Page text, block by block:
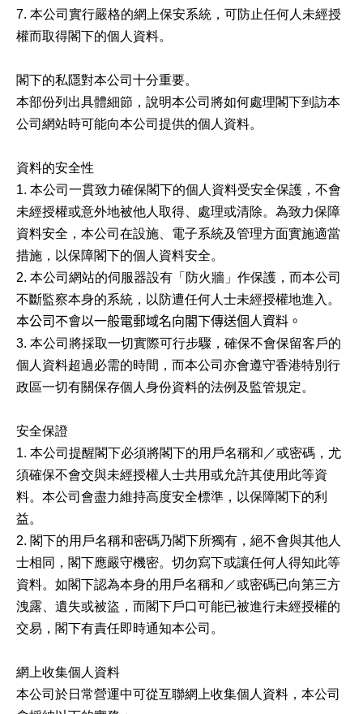
7. 本公司實行嚴格的網上保安系統，可防止任何人未經授
權而取得閣下的個人資料。
閣下的私隱對本公司十分重要。
本部份列出具體細節，說明本公司將如何處理閣下到訪本
公司網站時可能向本公司提供的個人資料。
資料的安全性
1. 本公司一貫致力確保閣下的個人資料受安全保護，不會
未經授權或意外地被他人取得、處理或清除。為致力保障
資料安全，本公司在設施、電子系統及管理方面實施適當
措施，以保障閣下的個人資料安全。
2. 本公司網站的伺服器設有「防火牆」作保護，而本公司
不斷監察本身的系統，以防遭任何人士未經授權地進入。
本公司不會以一般電郵域名向閣下傳送個人資料。
3. 本公司將採取一切實際可行步驟，確保不會保留客戶的
個人資料超過必需的時間，而本公司亦會遵守香港特別行
政區一切有關保存個人身份資料的法例及監管規定。
安全保證
1. 本公司提醒閣下必須將閣下的用戶名稱和／或密碼，尤
須確保不會交與未經授權人士共用或允許其使用此等資
料。本公司會盡力維持高度安全標準，以保障閣下的利
益。
2. 閣下的用戶名稱和密碼乃閣下所獨有，絕不會與其他人
士相同，閣下應嚴守機密。切勿寫下或讓任何人得知此等
資料。如閣下認為本身的用戶名稱和／或密碼已向第三方
洩露、遺失或被盜，而閣下戶口可能已被進行未經授權的
交易，閣下有責任即時通知本公司。
網上收集個人資料
本公司於日常營運中可從互聯網上收集個人資料，本公司